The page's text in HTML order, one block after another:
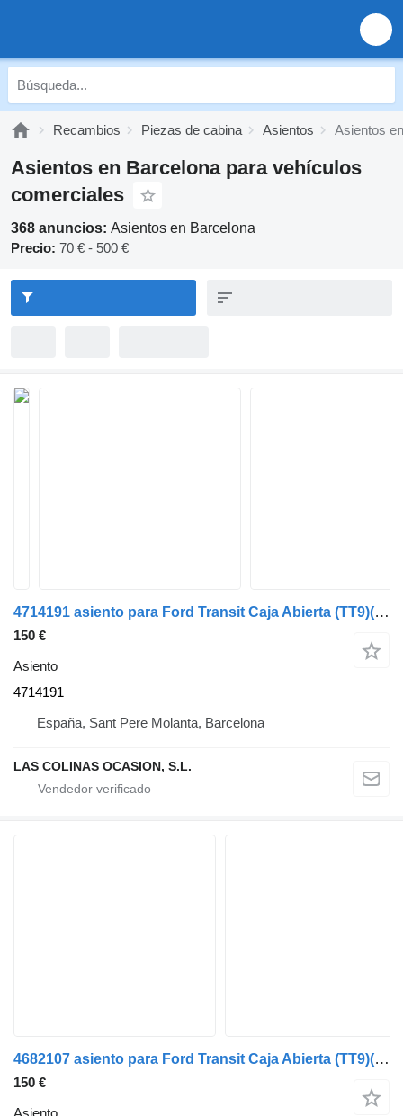
Recambios Piezas de cabina Asientos Asientos
Asientos en Barcelona para vehículos
comerciales
368 anuncios: Asientos en Barcelona
Precio: 70 € - 500 €
4714191 asiento para Ford Transit Caja Abierta (TT9)(2006->) camión
150 €
Asiento
4714191
España, Sant Pere Molanta, Barcelona
LAS COLINAS OCASION, S.L.
4682107 asiento para Ford Transit Caja Abierta (TT9)(2006->) camión
150 €
Asiento